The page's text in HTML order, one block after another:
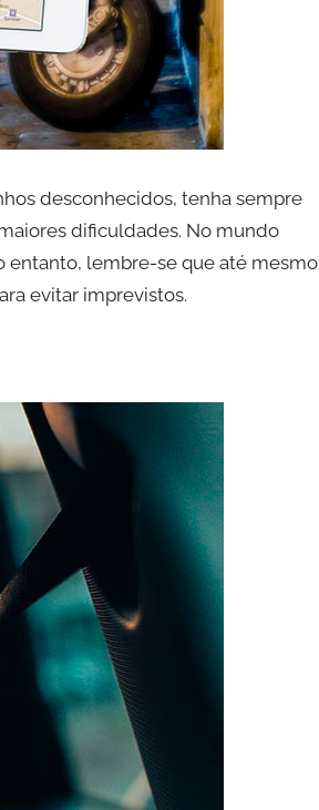
desconhecidos, tenha sempre
dificuldades. No mundo
entanto, lembre-se que até mesmo
evitar imprevistos.